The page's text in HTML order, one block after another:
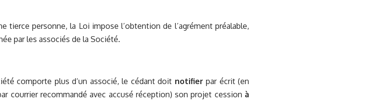
tierce personne, la Loi impose l’obtention de l’agrément préalable,
par les associés de la Société.
comporte plus d‘un associé, le cédant doit notifier par écrit (en
courrier recommandé avec accusé réception) son projet cession à